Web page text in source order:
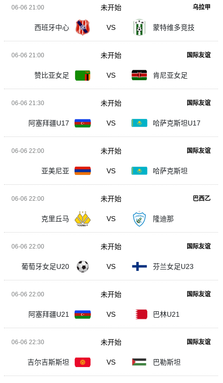
06-06 21:00 乌拉甲
西班牙中心 VS 蒙特维多竞技
未开始
06-06 21:00 国际友谊
赞比亚女足 VS 肯尼亚女足
未开始
06-06 21:30 国际友谊
阿塞拜疆U17 VS 哈萨克斯坦U17
未开始
06-06 22:00 国际友谊
亚美尼亚 VS 哈萨克斯坦
未开始
06-06 22:00 巴西乙
克里丘马 VS 隆迪那
未开始
06-06 22:00 国际友谊
葡萄牙女足U20 VS 芬兰女足U23
未开始
06-06 22:00 国际友谊
阿塞拜疆U21 VS 巴林U21
未开始
06-06 22:30 国际友谊
吉尔吉斯斯坦 VS 巴勒斯坦
未开始